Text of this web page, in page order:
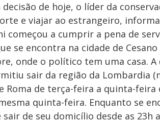
de hoje, o líder da
e viajar ao estrangeiro,
começou a cumprir a pena de
se encontra na cidade de
onde o político tem uma casa.
sair da região da Lombardia
Roma de terça-feira a quinta-feira
quinta-feira. Enquanto se
de seu domicílio desde as 23h